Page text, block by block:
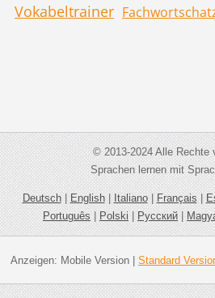
Vokabeltrainer
© 2013-2024 Alle Rechte
Sprachen lernen mit
Deutsch|English|Italiano|Français|
Português|Polski|Русский|
Anzeigen: Mobile Version| Standard